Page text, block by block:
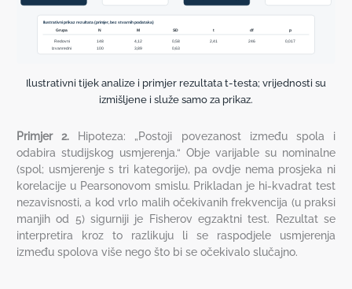
Ilustrativni prikaz rezultata (primjer, bez stvarnih podataka)
Grupa N M SD t df p
Redovni 148 4,12 0,58 2,41 246
0,017
Izvanredni
100 3,89 0,63
Ilustrativni tijek analize i primjer rezultata t-testa; vrijednosti su
izmišljene i služe samo za prikaz.
Primjer 2. Hipoteza: „Postoji povezanost između spola i
odabira studijskog usmjerenja.“ Obje varijable su nominalne
(spol; usmjerenje s tri kategorije), pa ovdje nema prosjeka ni
korelacije u Pearsonovom smislu. Prikladan je hi-kvadrat test
nezavisnosti, a kod vrlo malih očekivanih frekvencija (u praksi
manjih od 5) sigurniji je Fisherov egzaktni test. Rezultat se
interpretira kroz to razlikuju li se raspodjele usmjerenja
između spolova više nego što bi se očekivalo slučajno.